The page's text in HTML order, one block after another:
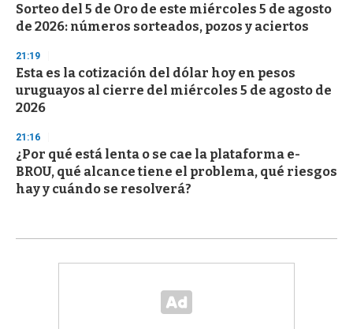
Sorteo del 5 de Oro de este miércoles 5 de agosto
de 2026: números sorteados, pozos y aciertos
21:19
Esta es la cotización del dólar hoy en pesos
uruguayos al cierre del miércoles 5 de agosto de
2026
21:16
¿Por qué está lenta o se cae la plataforma e-
BROU, qué alcance tiene el problema, qué riesgos
hay y cuándo se resolverá?